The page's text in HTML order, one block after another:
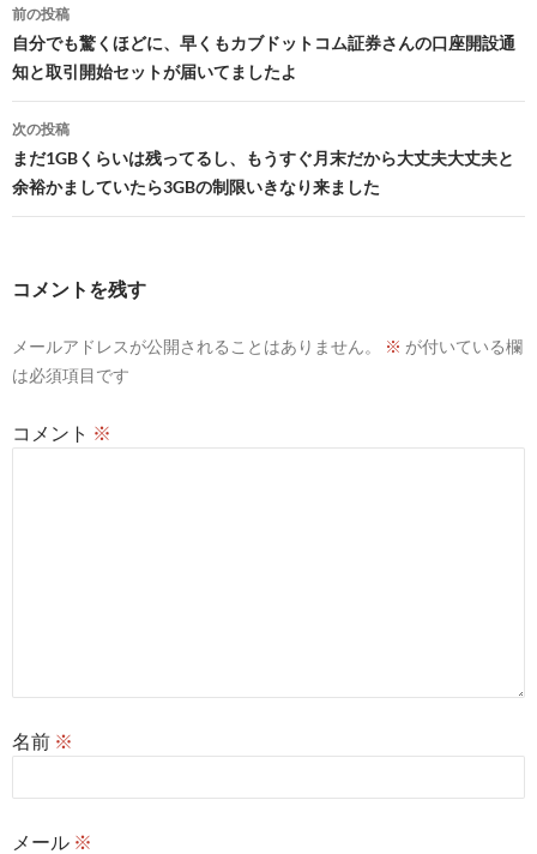
稿
ナ
ビ
ゲ
ー
ョ
ン
前の投稿
自分でも驚くほどに、早くもカブドットコム証券さんの口座開設通
知と取引開始セットが届いてましたよ
次の投稿
まだ1GBくらいは残ってるし、もうすぐ月末だから大丈夫大丈夫と
余裕かましていたら3GBの制限いきなり来ました
コメントを残す
メールアドレスが公開されることはありません。 ※ が付いている欄
は必須項目です
コメント ※
名前 ※
メール ※